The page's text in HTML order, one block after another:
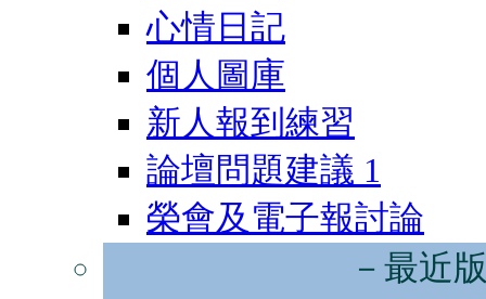
心情日記
個人圖庫
新人報到練習
論壇問題建議 1
榮會及電子報討論
－最近